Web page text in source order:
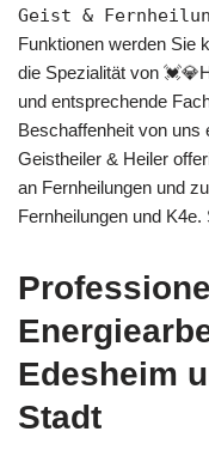
Geist &
Funktionen werden Sie
die Spezialität von
und entsprechende
Beschaffenheit von uns
Geistheiler & Heiler
an Fernheilungen und
Fernheilungen und
Edesheim
Stadt